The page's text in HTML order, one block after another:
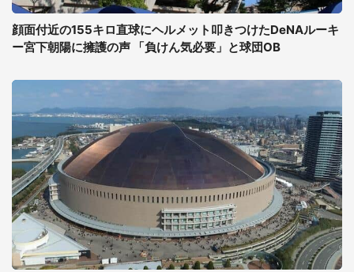
顔面付近の155キロ直球にヘルメット叩きつけたDeNAルーキ
ー宮下朝陽に擁護の声 「負けん気必要」と球団OB